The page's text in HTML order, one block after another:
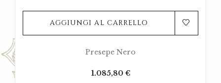
AGGIUNGI AL CARRELLO
Presepe Nero
Prezzo
1.085,80 €